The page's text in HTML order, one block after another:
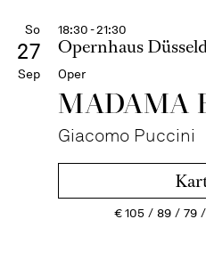
So
27
Sep
18:30 - 21:30
Opernhaus
Oper
MADAMA
Giacomo Puccini
€105 89 79